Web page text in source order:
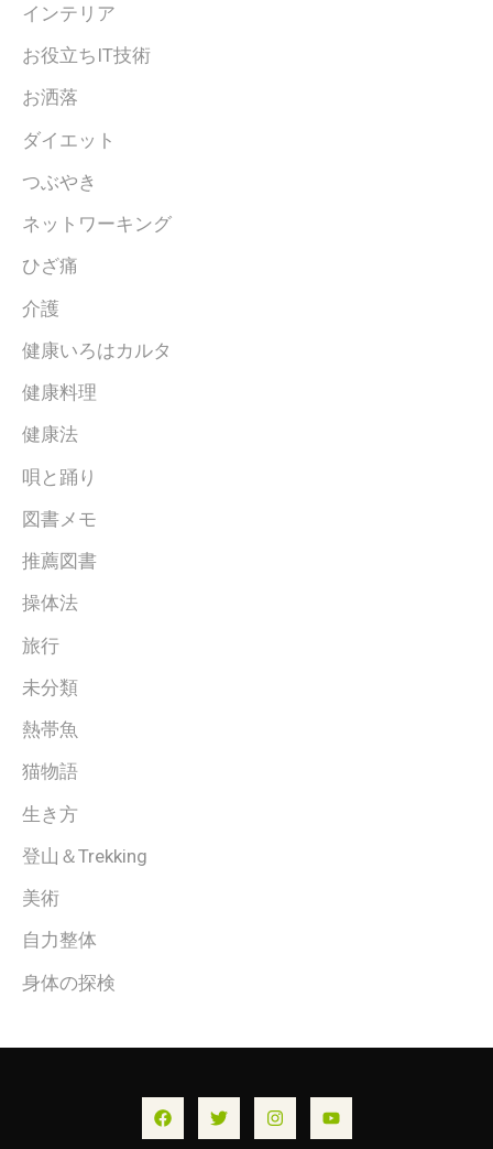
インテリア
お役立ちIT技術
お洒落
ダイエット
つぶやき
ネットワーキング
ひざ痛
介護
健康いろはカルタ
健康料理
健康法
唄と踊り
図書メモ
推薦図書
操体法
旅行
未分類
熱帯魚
猫物語
生き方
登山＆Trekking
美術
自力整体
身体の探検